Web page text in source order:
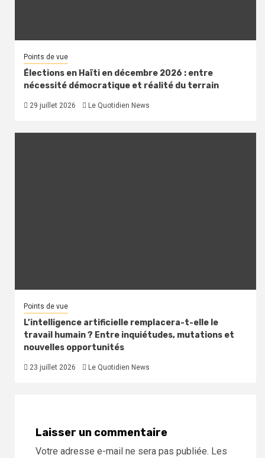
Points de vue
Élections en Haïti en décembre 2026 : entre
nécessité démocratique et réalité du terrain
29 juillet 2026 Le Quotidien News
Points de vue
L’intelligence artificielle remplacera-t-elle le
travail humain ? Entre inquiétudes, mutations et
nouvelles opportunités
23 juillet 2026 Le Quotidien News
Laisser un commentaire
Votre adresse e-mail ne sera pas publiée. Les